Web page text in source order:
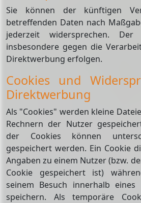
Sie können der künftigen
betreffenden Daten nach
jederzeit widersprechen. Der
insbesondere gegen die
Direktwerbung erfolgen.
Cookies und
Direktwerbung
Als "Cookies" werden kleine
Rechnern der Nutzer
der Cookies können
gespeichert werden. Ein Cookie
Angaben zu einem Nutzer (bzw.
Cookie gespeichert ist)
seinem Besuch innerhalb eines
speichern. Als temporäre